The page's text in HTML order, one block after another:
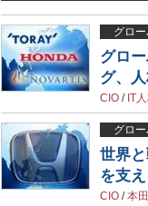
グロ
グロ
グ、
CIO / IT
グロ
世界
を支
CIO /本